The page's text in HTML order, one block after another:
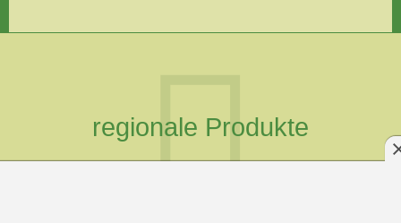
regionale Produkte